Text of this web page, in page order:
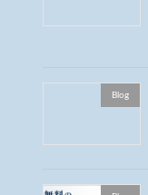
Blog